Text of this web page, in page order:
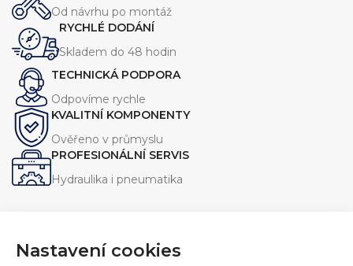
Nastavení cookies
unikátní MicPol® částice
Teflonu® pro maximální ochranu
při vysokém zatížení.
Od návrhu po montáž
RYCHLÉ DODÁNÍ
Skladem do 48 hodin
TECHNICKÁ PODPORA
Odpovíme rychle
KVALITNÍ KOMPONENTY
Ověřeno v průmyslu
PROFESIONÁLNÍ SERVIS
Hydraulika i pneumatika